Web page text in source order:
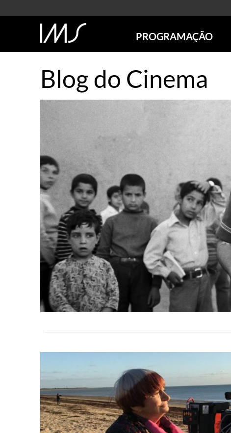
PROGRAMAÇÃO
SÃO PAULO
RIO DE JANEIRO
POÇOS DE CALDAS
TOURS VIRTUAIS
VISITAS MEDIADAS
Blog do Cinema